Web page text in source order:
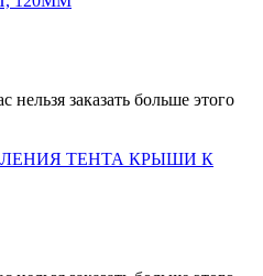
нельзя заказать больше этого
ТЕНТА КРЫШИ К